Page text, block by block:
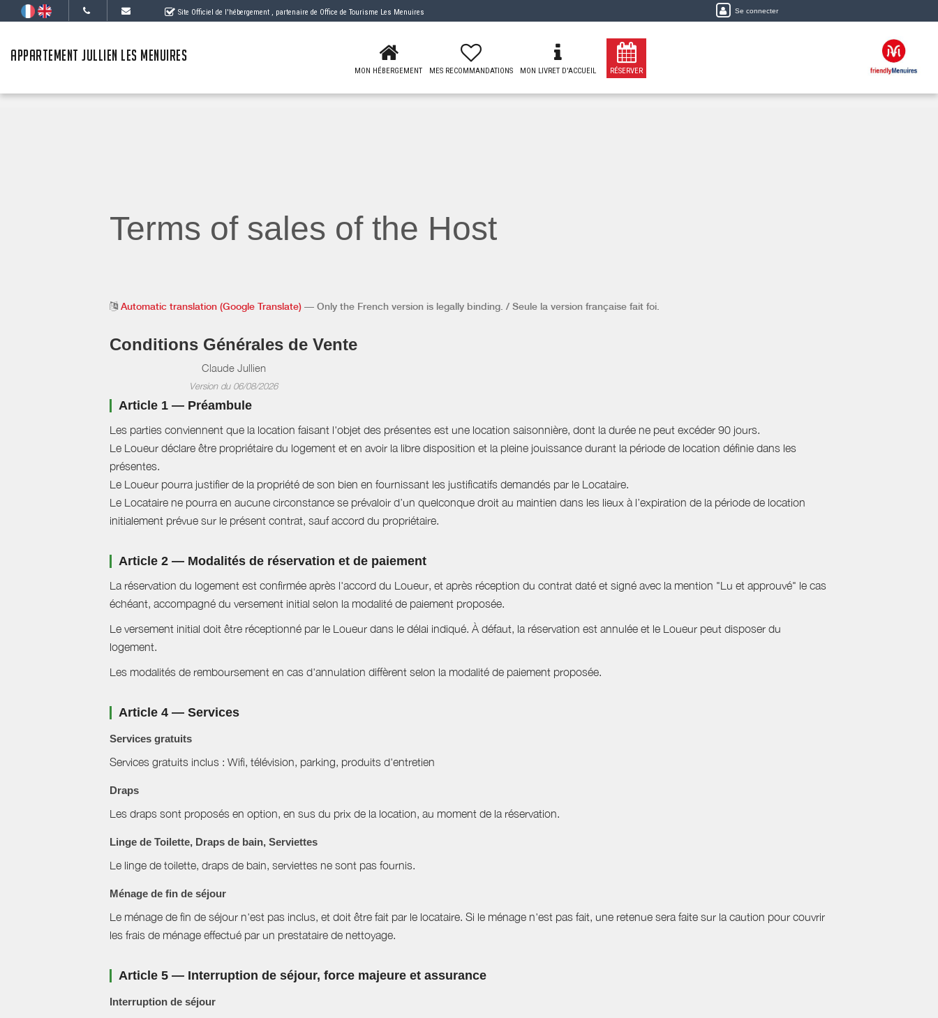
Site Officiel de l'hébergement , partenaire de Office de Tourisme Les Menuires Se connecter
APPARTEMENT JULLIEN LES MENUIRES
MON HÉBERGEMENT MES RECOMMANDATIONS MON LIVRET D'ACCUEIL RÉSERVER
Terms of sales of the Host
Automatic translation (Google Translate) — Only the French version is legally binding. / Seule la version française fait foi.
Conditions Générales de Vente
Claude Jullien
Version du 06/08/2026
Article 1 — Préambule
Les parties conviennent que la location faisant l'objet des présentes est une location saisonnière, dont la durée ne peut excéder 90 jours.
Le Loueur déclare être propriétaire du logement et en avoir la libre disposition et la pleine jouissance durant la période de location définie dans les
présentes.
Le Loueur pourra justifier de la propriété de son bien en fournissant les justificatifs demandés par le Locataire.
Le Locataire ne pourra en aucune circonstance se prévaloir d’un quelconque droit au maintien dans les lieux à l’expiration de la période de location
initialement prévue sur le présent contrat, sauf accord du propriétaire.
Article 2 — Modalités de réservation et de paiement
La réservation du logement est confirmée après l'accord du Loueur, et après réception du contrat daté et signé avec la mention "Lu et approuvé" le cas
échéant, accompagné du versement initial selon la modalité de paiement proposée.
Le versement initial doit être réceptionné par le Loueur dans le délai indiqué. À défaut, la réservation est annulée et le Loueur peut disposer du
logement.
Les modalités de remboursement en cas d'annulation diffèrent selon la modalité de paiement proposée.
Article 4 — Services
Services gratuits
Services gratuits inclus : Wifi, télévision, parking, produits d'entretien
Draps
Les draps sont proposés en option, en sus du prix de la location, au moment de la réservation.
Linge de Toilette, Draps de bain, Serviettes
Le linge de toilette, draps de bain, serviettes ne sont pas fournis.
Ménage de fin de séjour
Le ménage de fin de séjour n'est pas inclus, et doit être fait par le locataire. Si le ménage n'est pas fait, une retenue sera faite sur la caution pour couvrir
les frais de ménage effectué par un prestataire de nettoyage.
Article 5 — Interruption de séjour, force majeure et assurance
Interruption de séjour